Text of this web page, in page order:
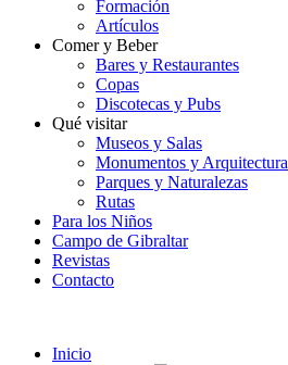
Formación
Artículos
Comer y Beber
Bares y Restaurantes
Copas
Discotecas y Pubs
Qué visitar
Museos y Salas
Monumentos y Arquitectura
Parques y Naturalezas
Rutas
Para los Niños
Campo de Gibraltar
Revistas
Contacto
Inicio